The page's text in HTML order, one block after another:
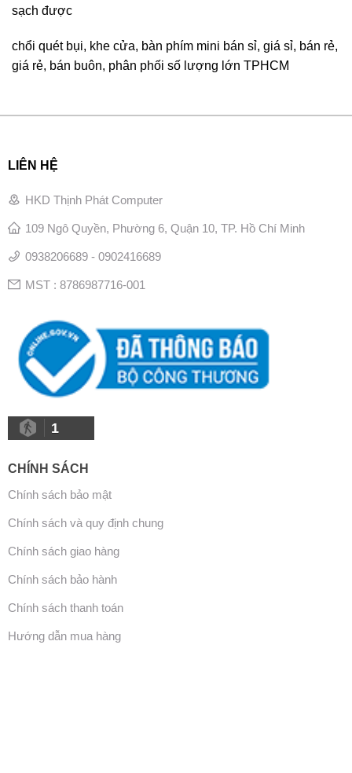
sạch được
chổi quét bụi, khe cửa, bàn phím mini bán sỉ, giá sỉ, bán rẻ,
giá rẻ, bán buôn, phân phối số lượng lớn TPHCM
LIÊN HỆ
HKD Thịnh Phát Computer
109 Ngô Quyền, Phường 6, Quận 10, TP. Hồ Chí Minh
0938206689 - 0902416689
MST : 8786987716-001
1
CHÍNH SÁCH
Chính sách bảo mật
Chính sách và quy định chung
Chính sách giao hàng
Chính sách bảo hành
Chính sách thanh toán
Hướng dẫn mua hàng